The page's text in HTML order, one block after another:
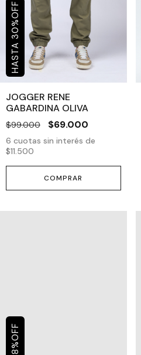
30
%
OFF
JOGGER RENE
GABARDINA OLIVA
$99.000 $69.000
6 cuotas sin interés de
$11.500
COMPRAR
8
%
OFF